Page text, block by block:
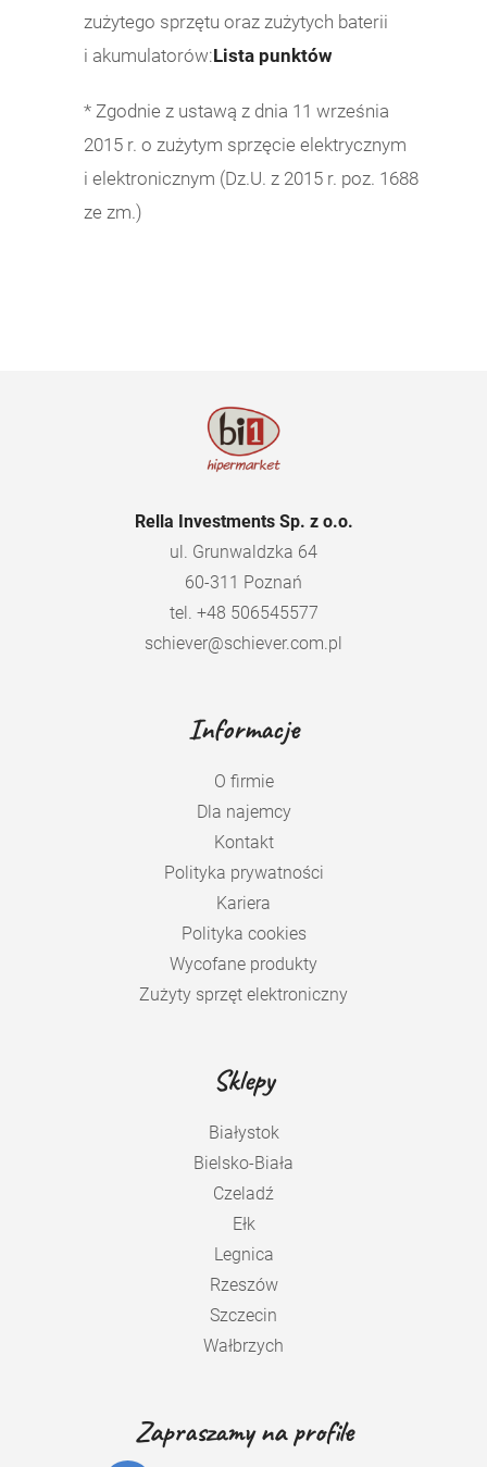
zużytego sprzętu oraz zużytych baterii
i akumulatorów:Lista punktów
* Zgodnie z ustawą z dnia 11 września
2015 r. o zużytym sprzęcie elektrycznym
i elektronicznym (Dz.U. z 2015 r. poz. 1688
ze zm.)
Rella Investments Sp. z o.o.
ul. Grunwaldzka 64
60-311 Poznań
tel. +48 506545577
schiever@schiever.com.pl
Informacje
O firmie
Dla najemcy
Kontakt
Polityka prywatności
Kariera
Polityka cookies
Wycofane produkty
Zużyty sprzęt elektroniczny
Sklepy
Białystok
Bielsko-Biała
Czeladź
Ełk
Legnica
Rzeszów
Szczecin
Wałbrzych
Zapraszamy na profile